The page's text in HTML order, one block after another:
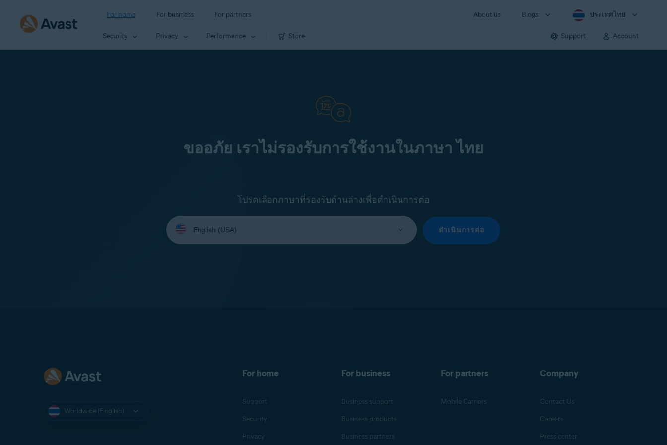
For home For business For partners About us Blogs ประเทศไทย
Security Privacy Performance Store Support Account
ขออภัย เราไม่รองรับการใช้งานในภาษา ไทย
โปรดเลือกภาษาที่รองรับด้านล่างเพื่อดำเนินการต่อ
Select
your
language:
ดำเนินการต่อ
Worldwide (English)
For home
Support
Security
Privacy
For business
Business support
Business products
Business partners
For partners
Mobile Carriers
Company
Contact Us
Careers
Press center